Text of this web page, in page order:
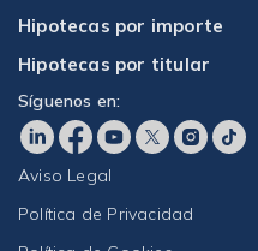
Hipotecas por importe
Hipotecas por titular
Síguenos en:
Aviso Legal
Política de Privacidad